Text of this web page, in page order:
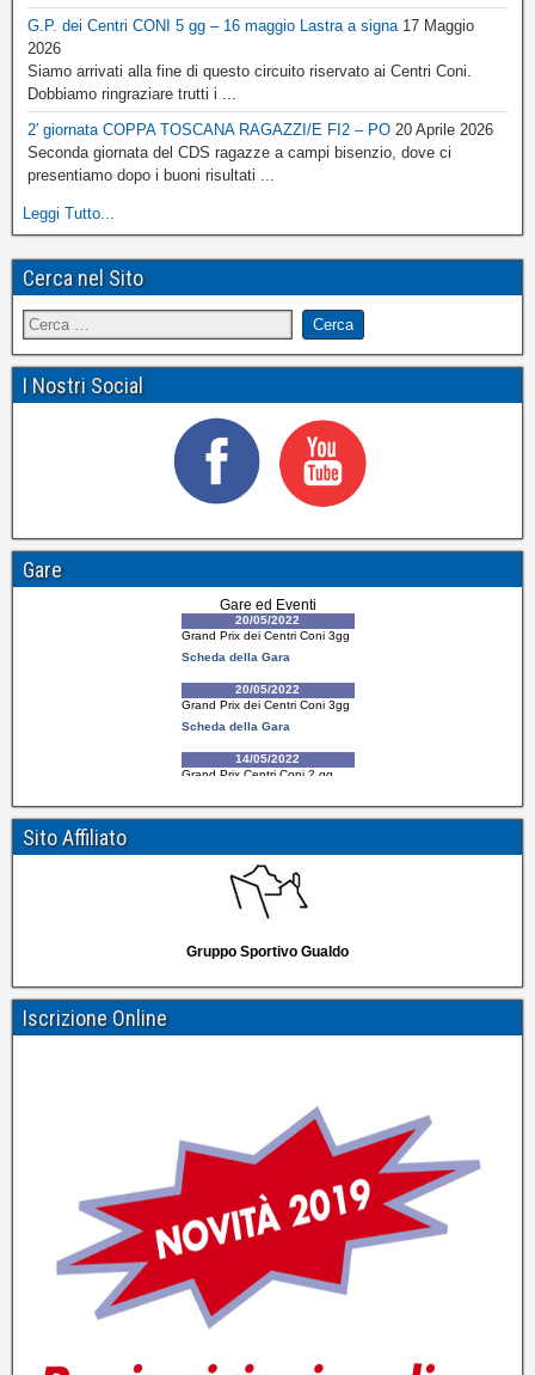
G.P. dei Centri CONI 5 gg – 16 maggio Lastra a signa 17 Maggio
2026
Siamo arrivati alla fine di questo circuito riservato ai Centri Coni.
Dobbiamo ringraziare trutti i ...
2′ giornata COPPA TOSCANA RAGAZZI/E FI2 – PO 20 Aprile 2026
Seconda giornata del CDS ragazze a campi bisenzio, dove ci
presentiamo dopo i buoni risultati ...
Leggi Tutto...
Cerca nel Sito
I Nostri Social
Gare
Sito Affiliato
Gruppo Sportivo Gualdo
Iscrizione Online